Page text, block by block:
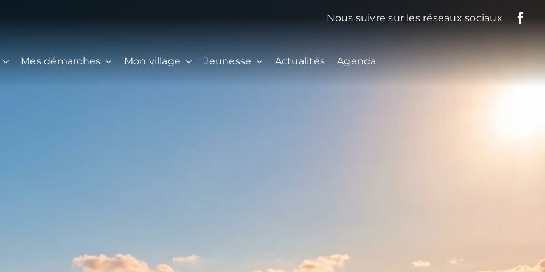
Nous suivre sur les réseaux sociaux
Mes démarches Mon village Jeunesse Actualités Agenda